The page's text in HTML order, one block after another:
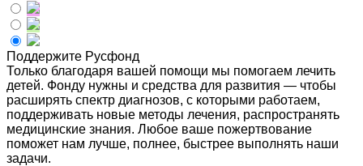
Поддержите Русфонд
Только благодаря вашей помощи мы помогаем лечить
детей. Фонду нужны и средства для развития — чтобы
расширять спектр диагнозов, с которыми работаем,
поддерживать новые методы лечения, распространять
медицинские знания. Любое ваше пожертвование
поможет нам лучше, полнее, быстрее выполнять наши
задачи.